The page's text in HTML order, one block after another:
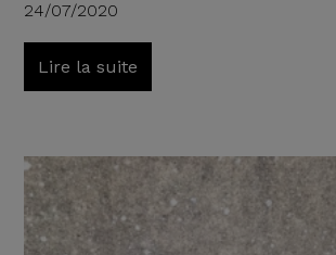
24/07/2020
Lire la suite